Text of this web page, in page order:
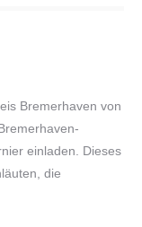
Bremerhaven von
einladen. Dieses
die